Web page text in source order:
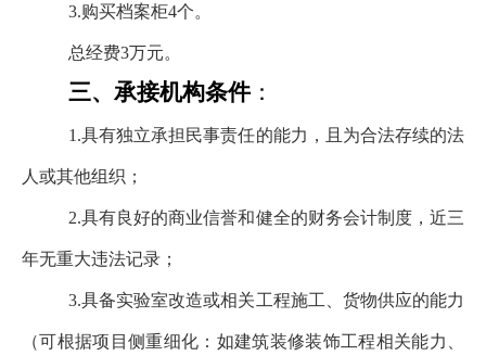
3.购买档案柜4个。
总经费3万元。
三、承接机构条件：
1.具有独立承担民事责任的能力，且为合法存续的法
人或其他组织；
2.具有良好的商业信誉和健全的财务会计制度，近三
年无重大违法记录；
3.具备实验室改造或相关工程施工、货物供应的能力
（可根据项目侧重细化：如建筑装修装饰工程相关能力、